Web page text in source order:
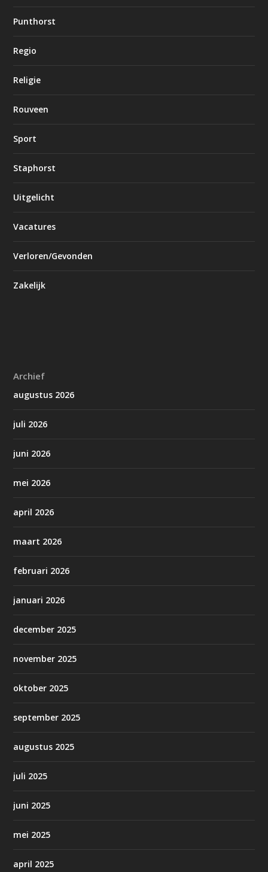
Punthorst
Regio
Religie
Rouveen
Sport
Staphorst
Uitgelicht
Vacatures
Verloren/Gevonden
Zakelijk
Archief
augustus 2026
juli 2026
juni 2026
mei 2026
april 2026
maart 2026
februari 2026
januari 2026
december 2025
november 2025
oktober 2025
september 2025
augustus 2025
juli 2025
juni 2025
mei 2025
april 2025